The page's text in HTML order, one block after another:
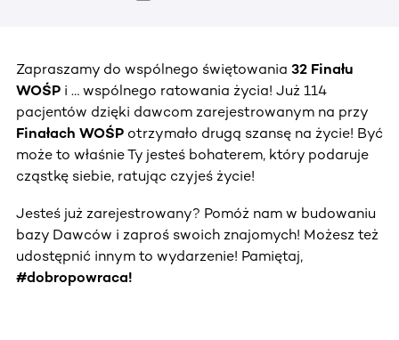
Zapraszamy do wspólnego świętowania 32 Finału
WOŚP i … wspólnego ratowania życia! Już 114
pacjentów dzięki dawcom zarejestrowanym na przy
Finałach WOŚP otrzymało drugą szansę na życie! Być
może to właśnie Ty jesteś bohaterem, który podaruje
cząstkę siebie, ratując czyjeś życie!
Jesteś już zarejestrowany? Pomóż nam w budowaniu
bazy Dawców i zaproś swoich znajomych! Możesz też
udostępnić innym to wydarzenie! Pamiętaj,
#dobropowraca!